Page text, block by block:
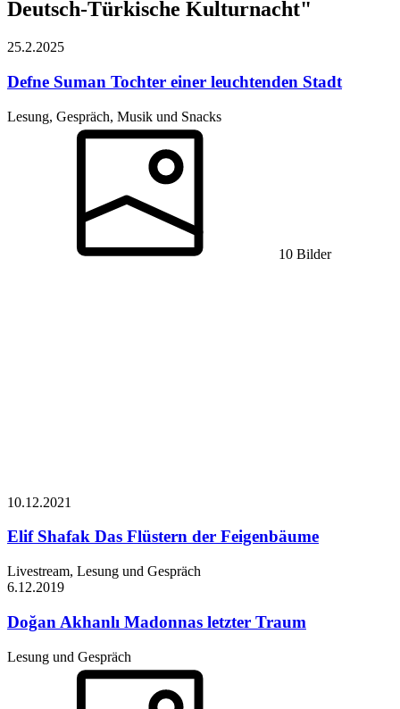
Deutsch-Türkische Kulturnacht"
25.2.2025
Defne Suman Tochter einer leuchtenden Stadt
Lesung, Gespräch, Musik und Snacks
10 Bilder
10.12.2021
Elif Shafak Das Flüstern der Feigenbäume
Livestream, Lesung und Gespräch
6.12.2019
Doğan Akhanlı Madonnas letzter Traum
Lesung und Gespräch